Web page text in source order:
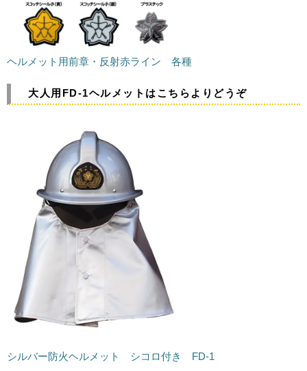
ヘルメット用前章・反射赤ライン 各種
大人用FD-1ヘルメットはこちらよりどうぞ
シルバー防火ヘルメット シコロ付き FD-1